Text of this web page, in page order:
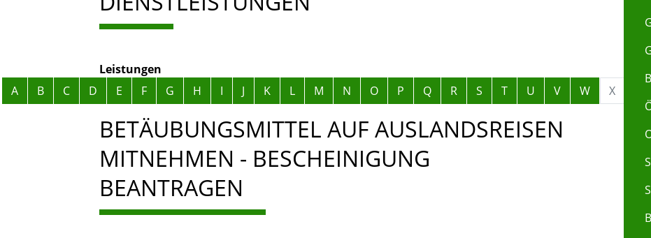
Leistungen
Alphabetisches Register überspringen
A B C D E F G H I J K L M N O P Q R S T U V W X
BETÄUBUNGSMITTEL AUF AUSLANDSREISEN
MITNEHMEN - BESCHEINIGUNG
BEANTRAGEN